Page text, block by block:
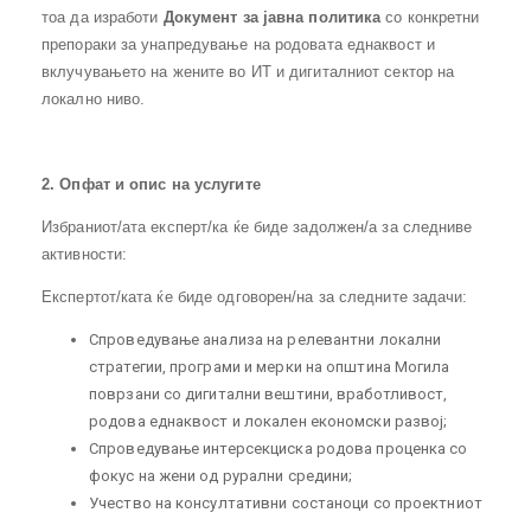
тоа да изработи Документ за јавна политика со конкретни
препораки за унапредување на родовата еднаквост и
вклучувањето на жените во ИТ и дигиталниот сектор на
локално ниво.
2. Опфат и опис на услугите
Избраниот/ата експерт/ка ќе биде задолжен/а за следниве
активности:
Експертот/ката ќе биде одговорен/на за следните задачи:
Спроведување анализа на релевантни локални
стратегии, програми и мерки на општина Могила
поврзани со дигитални вештини, вработливост,
родова еднаквост и локален економски развој;
Спроведување интерсекциска родова проценка со
фокус на жени од рурални средини;
Учество на консултативни состаноци со проектниот